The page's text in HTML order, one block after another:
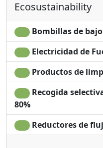
Ecosustainability
Bombillas de
Electricidad de
Productos de
Recogida
80%
Reductores de